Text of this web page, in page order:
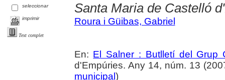
seleccionar
imprimir
Text complet
Santa Maria de Castelló
Roura i Güibas, Gabriel
En: El Salner : Butlletí del Grup
d'Empúries. Any 14, núm. 13
municipal)